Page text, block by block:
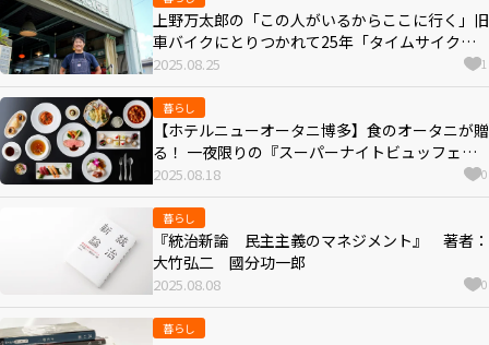
上野万太郎の「この人がいるからここに行く」旧
車バイクにとりつかれて25年「タイムサイクル
福岡空港店」戸町伸一郎さん
2025.08.25 1
暮らし
【ホテルニューオータニ博多】食のオータニが贈
る！ 一夜限りの『スーパーナイトビュッフェ
2025』開催！
2025.08.18 0
暮らし
『統治新論 民主主義のマネジメント』 著者：
大竹弘二 國分功一郎
2025.08.08 0
暮らし